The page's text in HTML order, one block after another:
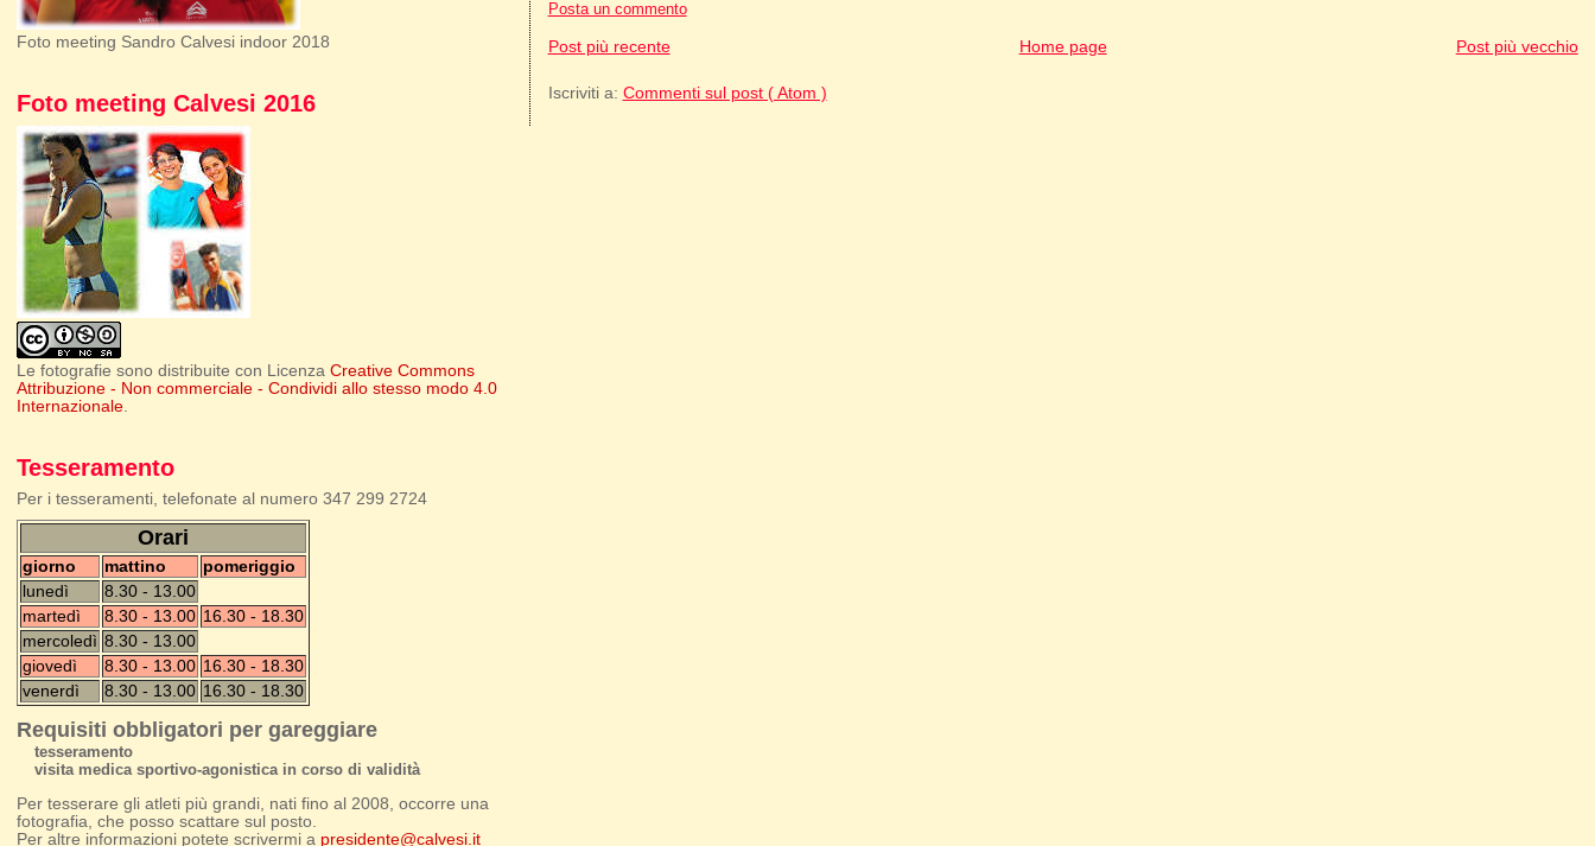
Posta un commento
Post più recente Post più vecchio
Home page
Iscriviti a: Commenti sul post ( Atom )
Foto meeting Sandro Calvesi indoor 2018
Foto meeting Calvesi 2016
Le fotografie sono distribuite con LicenzaCreative Commons
Attribuzione - Non commerciale - Condividi allo stesso modo 4.0
Internazionale.
Tesseramento
Per i tesseramenti, telefonate al numero 347 299 2724
Orari
giorno mattino
pomeriggio
lunedì
8.30 - 13.00
martedì
8.30 - 13.00 16.30 - 18.30
mercoledì 8.30 - 13.00
giovedì
8.30 - 13.00 16.30 - 18.30
venerdì
8.30 - 13.00 16.30 - 18.30
Requisiti obbligatori per gareggiare
tesseramento
visita medica sportivo-agonistica in corso di validità
Per tesserare gli atleti più grandi, nati fino al 2008, occorre una
fotografia, che posso scattare sul posto.
Per altre informazioni potete scrivermi a presidente@calvesi.it